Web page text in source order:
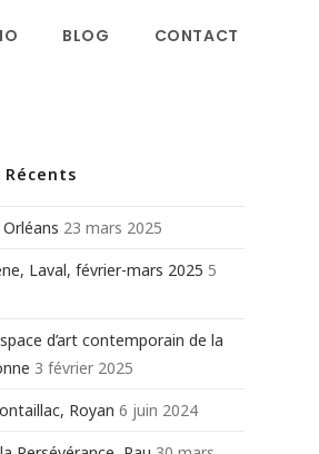
BLOG CONTACT
23 mars 2025
Laval, février-mars 2025 5
d’art contemporain de la
3 février 2025
Royan 6 juin 2024